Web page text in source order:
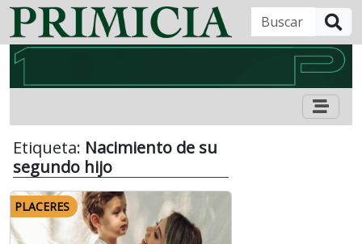
Etiqueta: Nacimiento de su
segundo hijo
PLACERES